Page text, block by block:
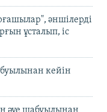
әншілерді
ұсталып, іс
кейін